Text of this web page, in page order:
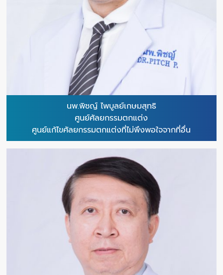
นพ.พิชญ์ ไพบูลย์เกษมสุทธิ
ศูนย์ศัลยกรรมตกแต่ง
ศูนย์แก้ไขศัลยกรรมตกแต่งที่ไม่พึงพอใจจากที่อื่น